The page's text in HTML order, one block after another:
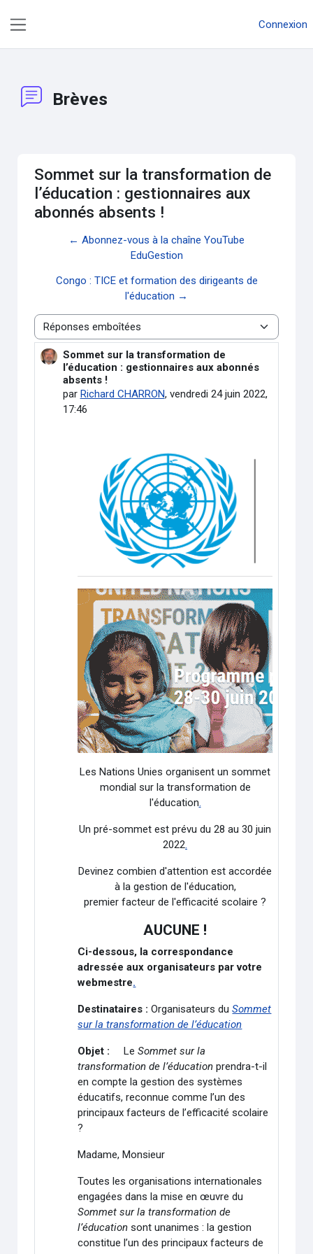
Connexion
Brèves
Sommet sur la transformation de
l’éducation : gestionnaires aux
abonnés absents !
← Abonnez-vous à la chaîne YouTube
EduGestion
Congo : TICE et formation des dirigeants de
l'éducation →
Type d’affichage
Sommet sur la transformation de
l’éducation : gestionnaires aux abonnés
absents !
par Richard CHARRON, vendredi 24 juin 2022,
17:46
Nombre de réponses : 0
Les Nations Unies organisent un sommet
mondial sur la transformation de
l'éducation
Un pré-sommet est prévu du 28 au 30 juin
2022
Devinez combien d'attention est accordée
à la gestion de l'éducation,
premier facteur de l'efficacité scolaire ?
AUCUNE !
Ci-dessous, la correspondance
adressée aux organisateurs par votre
webmestre.
Destinataires : Organisateurs duSommet
sur la transformation de l’éducation
Objet : LeSommet sur la
transformation de l’éducation prendra-t-il
en compte la gestion des systèmes
éducatifs, reconnue comme l’un des
principaux facteurs de l’efficacité scolaire
?
Madame, Monsieur
Toutes les organisations internationales
engagées dans la mise en œuvre du
Sommet sur la transformation de
l’éducationsont unanimes : la gestion
constitue l’un des principaux facteurs de